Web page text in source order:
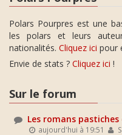
Polars Pourpres est une
les polars et leurs
nationalités. Cliquez ici pour
Envie de stats ? Cliquez ici !
Sur le forum
Les romans
aujourd'hui à 19:51